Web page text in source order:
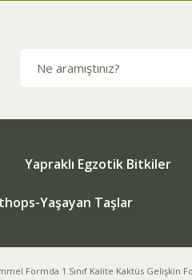
Yapraklı Egzotik Bitkiler
Yaşayan Taşlar
Formda 1.Sınıf Kalite Kaktüs Gelişkin